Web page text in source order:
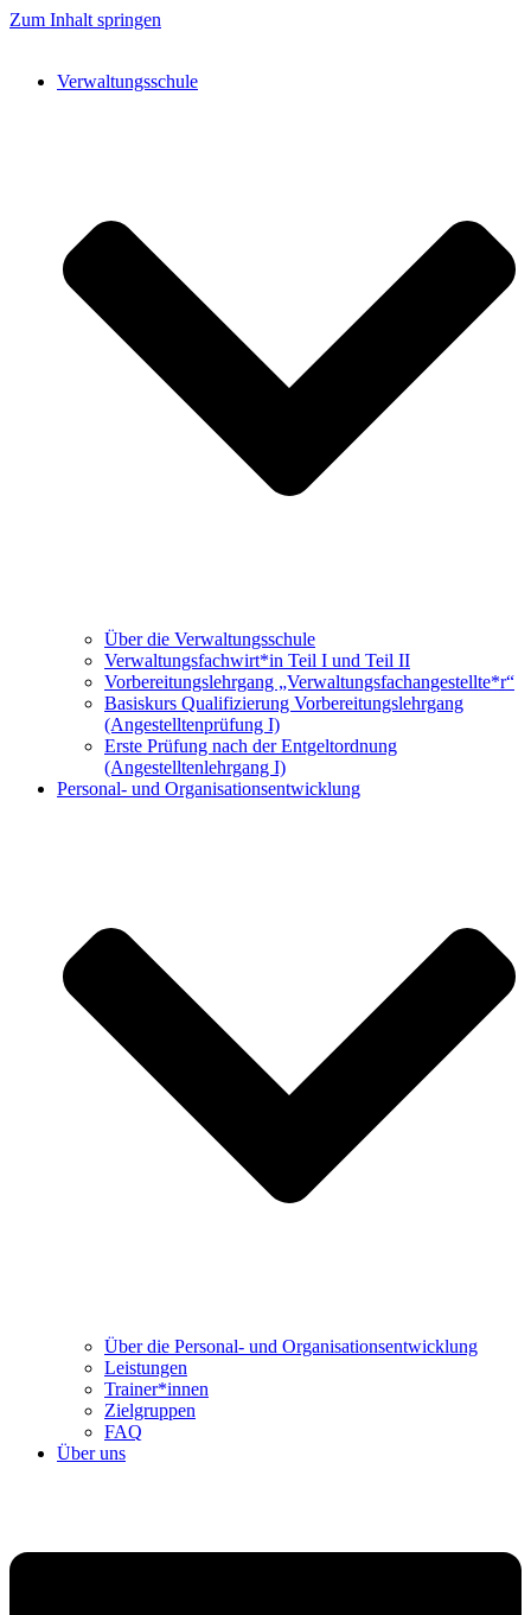
Zum Inhalt springen
Verwaltungsschule
Über die Verwaltungsschule
Verwaltungs­fachwirt*in Teil I und Teil II
Vorbereitungs­lehrgang „Verwaltungsfach­angestellte*r“
Basiskurs Qualifizierung Vorbereitungs­lehrgang
(Angestellten­prüfung I)
Erste Prüfung nach der Entgeltordnung
(Angestelltenlehrgang I)
Personal- und Organisationsentwicklung
Über die Personal- und Organisationsentwicklung
Leistungen
Trainer*innen
Zielgruppen
FAQ
Über uns